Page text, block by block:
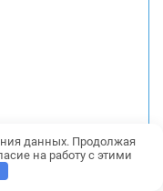
данных. Продолжая
на работу с этими